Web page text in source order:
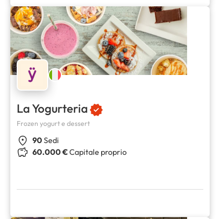
La Yogurteria
Frozen yogurt e dessert
90 Sedi
60.000 €Capitale proprio